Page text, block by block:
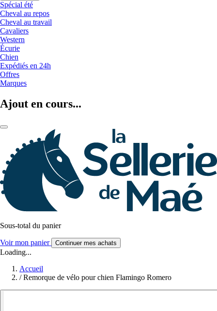
Spécial été
Cheval au repos
Cheval au travail
Cavaliers
Western
Écurie
Chien
Expédiés en 24h
Offres
Marques
Ajout en cours...
Sous-total du panier
Voir mon panier Continuer mes achats
Loading...
Accueil
/ Remorque de vélo pour chien Flamingo Romero